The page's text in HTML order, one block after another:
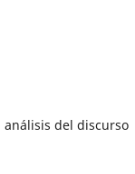
del discurso